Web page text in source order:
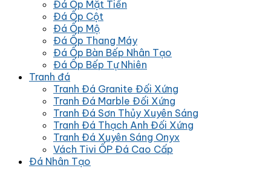
Đá Ốp Mặt Tiền
Đá Ốp Cột
Đá Ốp Mộ
Đá Ốp Thang Máy
Đá Ốp Bàn Bếp Nhân Tạo
Đá Ốp Bếp Tự Nhiên
Tranh đá
Tranh Đá Granite Đối Xứng
Tranh Đá Marble Đối Xứng
Tranh Đá Sơn Thủy Xuyên Sáng
Tranh Đá Thạch Anh Đối Xứng
Tranh Đá Xuyên Sáng Onyx
Vách Tivi ỐP Đá Cao Cấp
Đá Nhân Tạo